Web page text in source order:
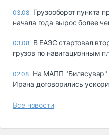
03.08 Грузооборот пункта
начала года вырос более
03.08 В ЕАЭС стартовал
грузов по навигационным
02.08 На МАПП
Ирана договорились
Все новости